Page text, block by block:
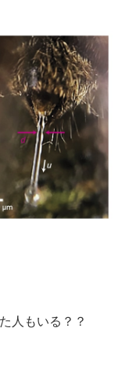
人もいる？？